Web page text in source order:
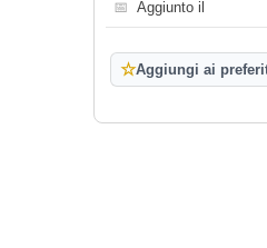
📅 Aggiunto il
☆Aggiungi ai